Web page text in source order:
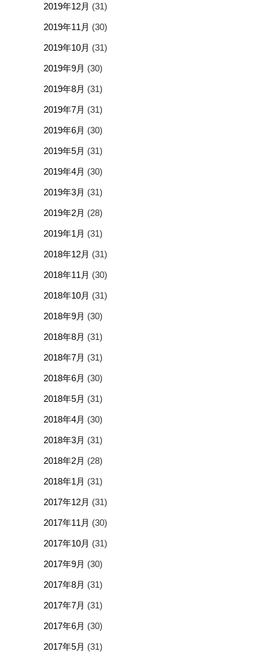
2019年12月 (31)
2019年11月 (30)
2019年10月 (31)
2019年9月 (30)
2019年8月 (31)
2019年7月 (31)
2019年6月 (30)
2019年5月 (31)
2019年4月 (30)
2019年3月 (31)
2019年2月 (28)
2019年1月 (31)
2018年12月 (31)
2018年11月 (30)
2018年10月 (31)
2018年9月 (30)
2018年8月 (31)
2018年7月 (31)
2018年6月 (30)
2018年5月 (31)
2018年4月 (30)
2018年3月 (31)
2018年2月 (28)
2018年1月 (31)
2017年12月 (31)
2017年11月 (30)
2017年10月 (31)
2017年9月 (30)
2017年8月 (31)
2017年7月 (31)
2017年6月 (30)
2017年5月 (31)